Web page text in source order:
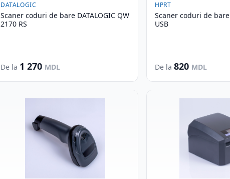
DATALOGIC
Scaner coduri de bare DATALOGIC QW
2170 RS
De la 1 270 MDL
HPRT
Scaner coduri de bare HPRT BR80/N80
USB
De la 820 MDL